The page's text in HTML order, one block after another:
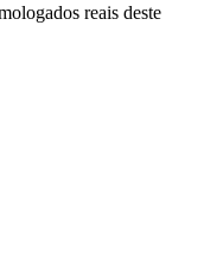
reais deste